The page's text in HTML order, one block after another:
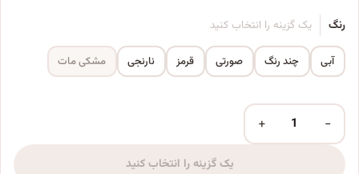
رنگ یک گزینه را انتخاب کنید
آبی چند رنگ صورتی قرمز نارنجی مشکی مات
توپ بازی کیوت بیبی مدل پولیشی کد CB-04-08 عدد
−
+
یک گزینه را انتخاب کنید